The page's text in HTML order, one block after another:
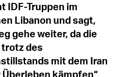
IDF-Truppen im
Libanon und sagt,
gehe weiter, da die
des
mit dem Iran
Überleben kämpfen“